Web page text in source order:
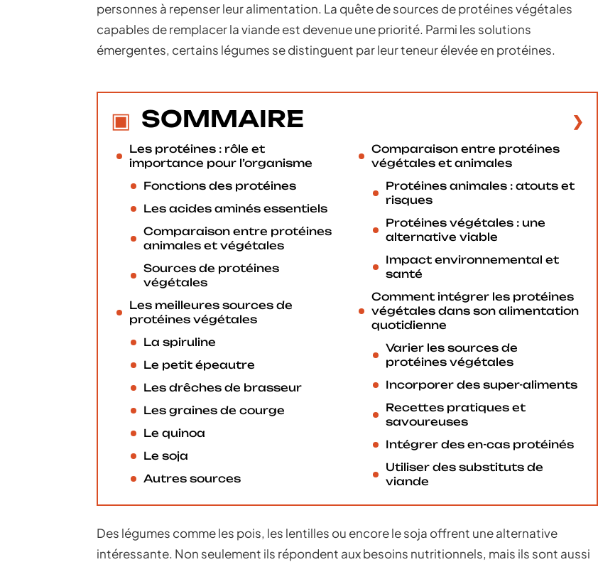
personnes à repenser leur alimentation. La quête de sources de protéines végétales
capables de remplacer la viande est devenue une priorité. Parmi les solutions
émergentes, certains légumes se distinguent par leur teneur élevée en protéines.
SOMMAIRE
Les protéines : rôle et
importance pour l’organisme
Fonctions des protéines
Les acides aminés essentiels
Comparaison entre protéines
animales et végétales
Sources de protéines
végétales
Les meilleures sources de
protéines végétales
La spiruline
Le petit épeautre
Les drêches de brasseur
Les graines de courge
Le quinoa
Le soja
Autres sources
Comparaison entre protéines
végétales et animales
Protéines animales : atouts et
risques
Protéines végétales : une
alternative viable
Impact environnemental et
santé
Comment intégrer les protéines
végétales dans son alimentation
quotidienne
Varier les sources de
protéines végétales
Incorporer des super-aliments
Recettes pratiques et
savoureuses
Intégrer des en-cas protéinés
Utiliser des substituts de
viande
Des légumes comme les pois, les lentilles ou encore le soja offrent une alternative
intéressante. Non seulement ils répondent aux besoins nutritionnels, mais ils sont aussi